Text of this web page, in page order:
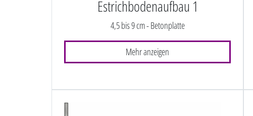
Estrichbodenaufbau 1
4,5 bis 9 cm - Betonplatte
Mehr anzeigen